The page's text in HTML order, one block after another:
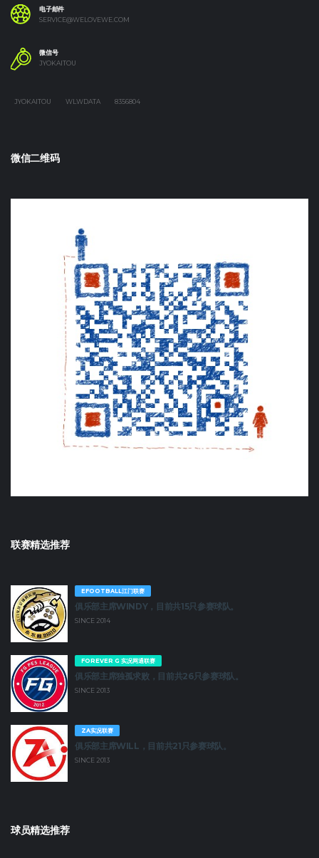
电子邮件
SERVICE@WELOVEWE.COM
微信号
JYOKAITOU
JYOKAITOU WLWDATA 8356804
微信二维码
联赛精选推荐
EFOOTBALL江门联赛
俱乐部主席WINDY，目前共15只参赛球队。
SINCE 2014
FOREVER G 实况网通联赛
俱乐部主席独孤求败，目前共26只参赛球队。
SINCE 2013
ZA实况联赛
俱乐部主席WILL，目前共21只参赛球队。
SINCE 2013
球员精选推荐